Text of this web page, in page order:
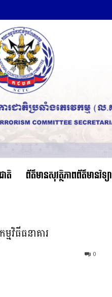
ាតិ ព័ត៌មានសុវត្ថិភាពព័ត៌មានវិទ្យា
វិធីធនាគារ
0